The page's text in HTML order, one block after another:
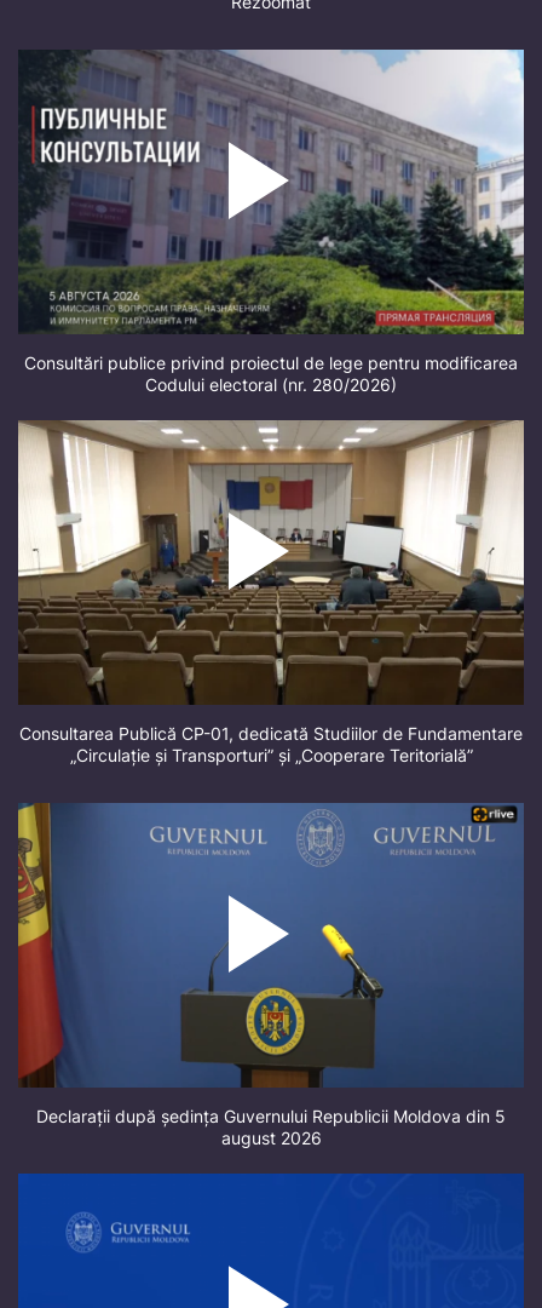
Consultări publice privind proiectul de lege pentru modificarea
Codului electoral (nr. 280/2026)
Consultarea Publică CP-01, dedicată Studiilor de Fundamentare
„Circulație și Transporturi” și „Cooperare Teritorială”
Declarații după ședința Guvernului Republicii Moldova din 5
august 2026